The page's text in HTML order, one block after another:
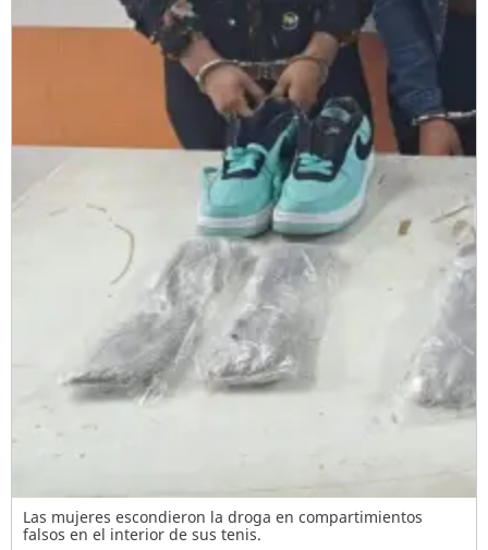
Las mujeres escondieron la droga en compartimientos
falsos en el interior de sus tenis.